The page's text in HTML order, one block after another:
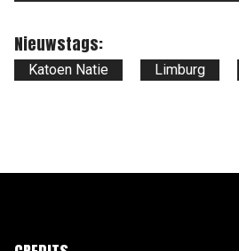
Nieuwstags:
Katoen Natie Limburg